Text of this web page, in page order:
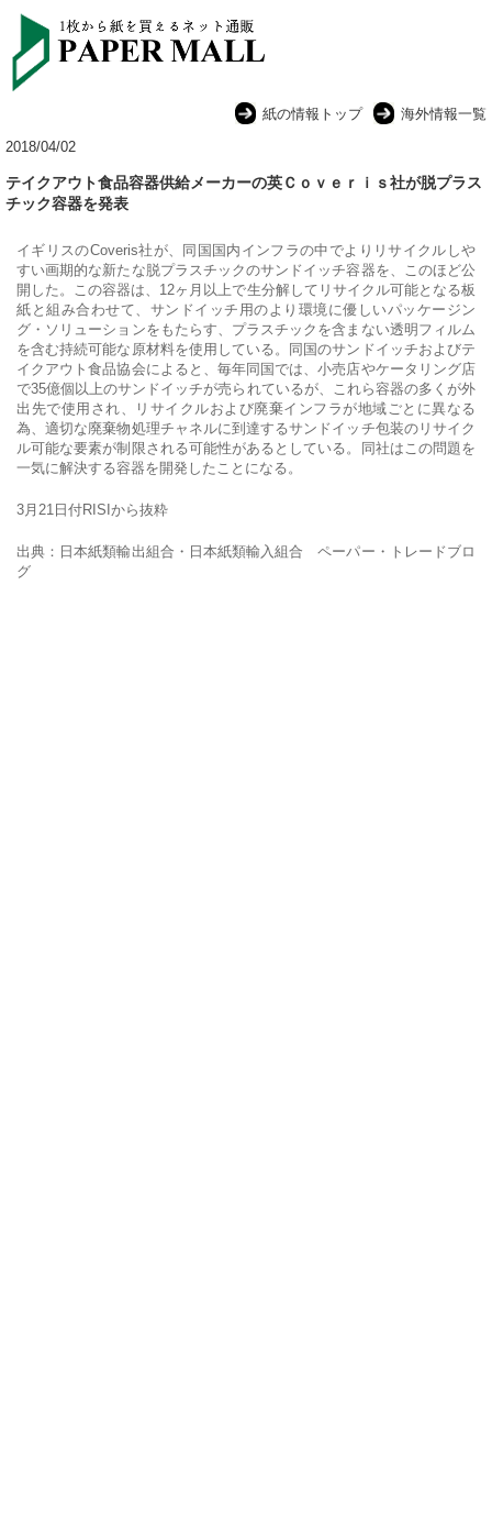
紙の情報トップ
海外情報一覧
2018/04/02
テイクアウト食品容器供給メーカーの英Ｃｏｖｅｒｉｓ社が脱プラス
チック容器を発表
イギリスのCoveris社が、同国国内インフラの中でよりリサイクルしや
すい画期的な新たな脱プラスチックのサンドイッチ容器を、このほど公
開した。 この容器は、12ヶ月以上で生分解してリサイクル可能となる板
紙と組み合わせて、サンドイッチ用のより環境に優しいパッケージン
グ・ソリューションをもたらす、プラスチックを含まない透明フィルム
を含む持続可能な原材料を使用している。同国のサンドイッチおよびテ
イクアウト食品協会によると、毎年同国では、小売店やケータリング店
で35億個以上のサンドイッチが売られているが、これら容器の多くが外
出先で使用され、リサイクルおよび廃棄インフラが地域ごとに異なる
為、適切な廃棄物処理チャネルに到達するサンドイッチ包装のリサイク
ル可能な要素が制限される可能性があるとしている。同社はこの問題を
一気に解決する容器を開発したことになる。
3月21日付RISIから抜粋
出典：日本紙類輸出組合・日本紙類輸入組合 ペーパー・トレードブロ
グ